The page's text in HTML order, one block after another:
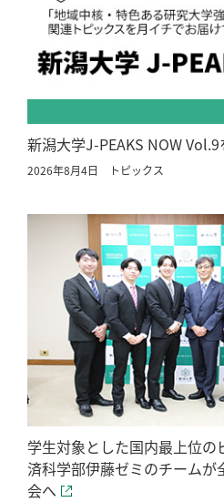
新潟大学J-PEAKS NOW
2026年8月4日 トピックス
学生対象とした国内最上位
済科学部伊藤ゼミのチームが
会へ